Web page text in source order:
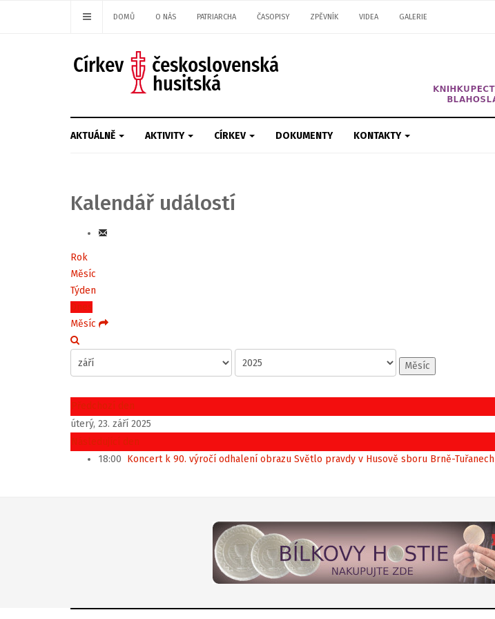
DOMŮ O NÁS PATRIARCHA ČASOPISY ZPĚVNÍK VIDEA GALERIE
AKTUÁLNĚ AKTIVITY CÍRKEV DOKUMENTY KONTAKTY
Kalendář událostí
Rok
Měsíc
Týden
Dnes
Měsíc
Měsíc
Předchozí den
úterý, 23. září 2025
Následující den
18:00 Koncert k 90. výročí odhalení obrazu Světlo pravdy v Husově sboru Brně-Tuřanech